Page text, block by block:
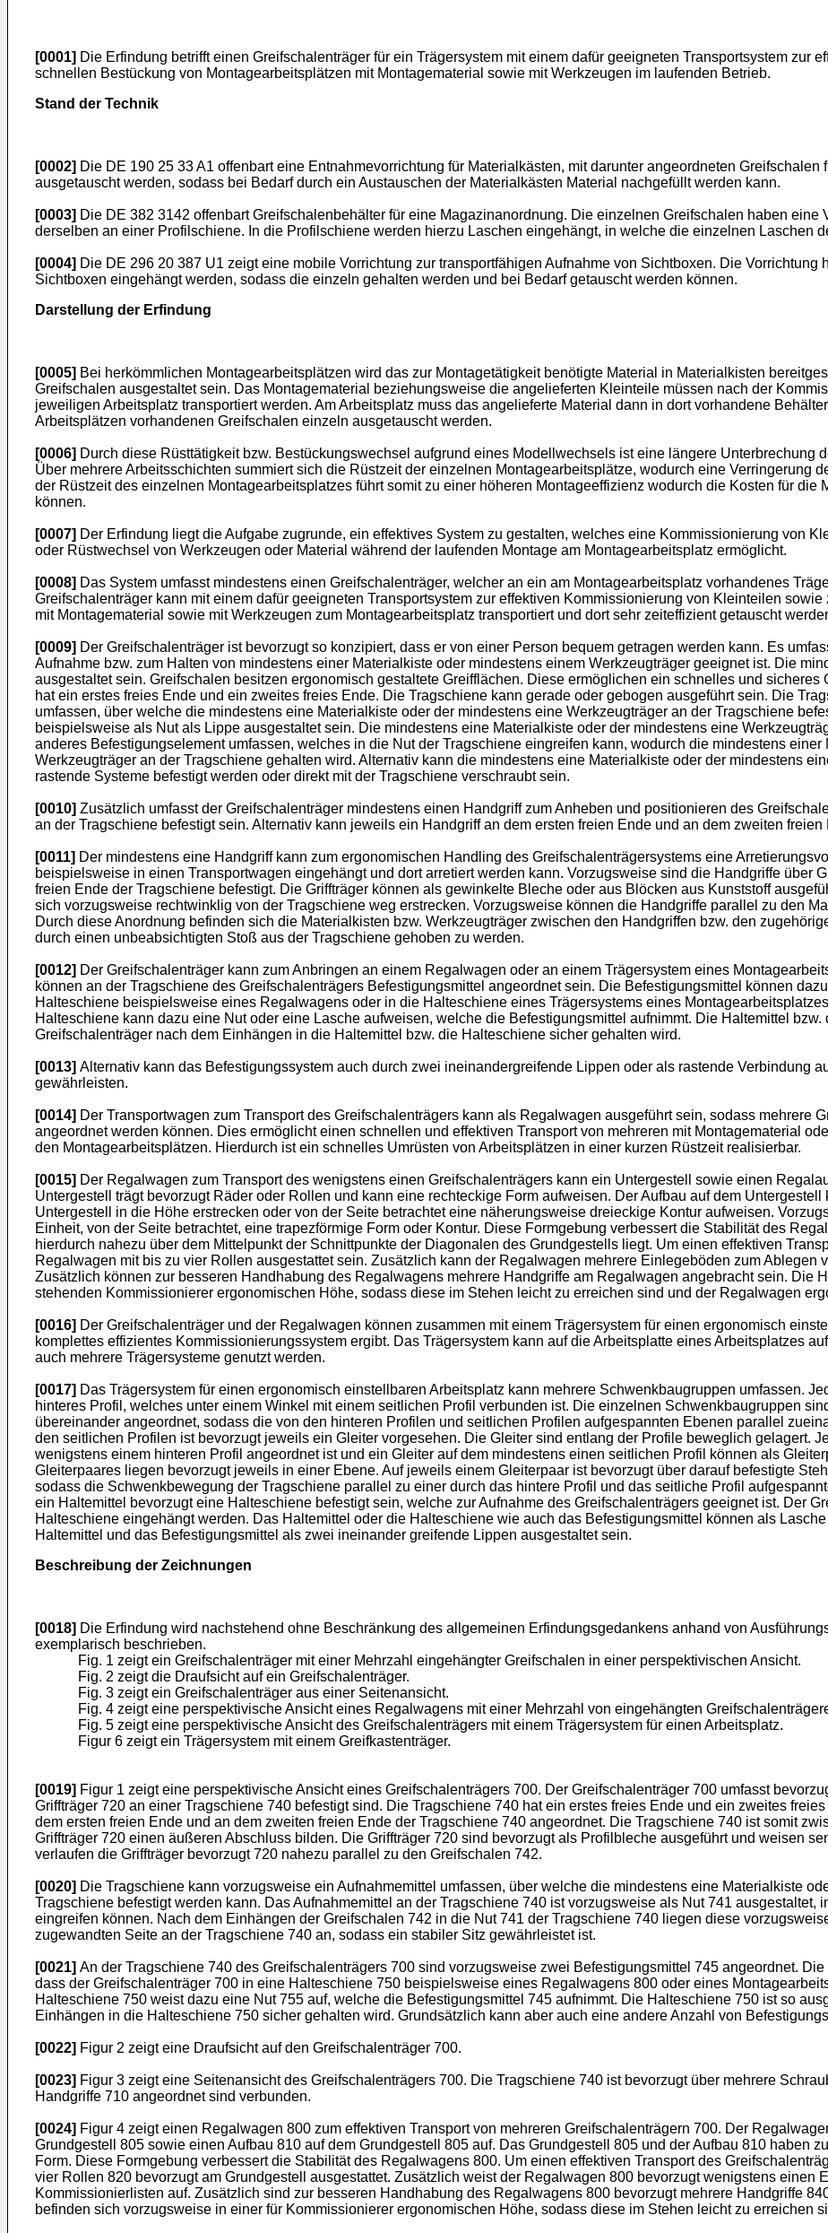
[0001] Die Erfindung betrifft einen Greifschalenträger für ein Trägersystem mit einem dafür geeigneten Transportsystem zur
schnellen Bestückung von Montagearbeitsplätzen mit Montagematerial sowie mit Werkzeugen im laufenden Betrieb.
Stand der Technik
[0002] Die DE 190 25 33 A1 offenbart eine Entnahmevorrichtung für Materialkästen, mit darunter angeordneten
ausgetauscht werden, sodass bei Bedarf durch ein Austauschen der Materialkästen Material nachgefüllt werden kann.
[0003] Die DE 382 3142 offenbart Greifschalenbehälter für eine Magazinanordnung. Die einzelnen Greifschalen haben eine
derselben an einer Profilschiene. In die Profilschiene werden hierzu Laschen eingehängt, in welche die einzelnen Laschen
[0004] Die DE 296 20 387 U1 zeigt eine mobile Vorrichtung zur transportfähigen Aufnahme von Sichtboxen. Die
Sichtboxen eingehängt werden, sodass die einzeln gehalten werden und bei Bedarf getauscht werden können.
Darstellung der Erfindung
[0005] Bei herkömmlichen Montagearbeitsplätzen wird das zur Montagetätigkeit benötigte Material in Materialkisten
Greifschalen ausgestaltet sein. Das Montagematerial beziehungsweise die angelieferten Kleinteile müssen nach der
jeweiligen Arbeitsplatz transportiert werden. Am Arbeitsplatz muss das angelieferte Material dann in dort vorhandene
Arbeitsplätzen vorhandenen Greifschalen einzeln ausgetauscht werden.
[0006] Durch diese Rüsttätigkeit bzw. Bestückungswechsel aufgrund eines Modellwechsels ist eine längere Unterbrechung
Über mehrere Arbeitsschichten summiert sich die Rüstzeit der einzelnen Montagearbeitsplätze, wodurch eine Verringerung
der Rüstzeit des einzelnen Montagearbeitsplatzes führt somit zu einer höheren Montageeffizienz wodurch die Kosten für
können.
[0007] Der Erfindung liegt die Aufgabe zugrunde, ein effektives System zu gestalten, welches eine Kommissionierung von
oder Rüstwechsel von Werkzeugen oder Material während der laufenden Montage am Montagearbeitsplatz ermöglicht.
[0008] Das System umfasst mindestens einen Greifschalenträger, welcher an ein am Montagearbeitsplatz vorhandenes
Greifschalenträger kann mit einem dafür geeigneten Transportsystem zur effektiven Kommissionierung von Kleinteilen
mit Montagematerial sowie mit Werkzeugen zum Montagearbeitsplatz transportiert und dort sehr zeiteffizient getauscht
[0009] Der Greifschalenträger ist bevorzugt so konzipiert, dass er von einer Person bequem getragen werden kann. Es
Aufnahme bzw. zum Halten von mindestens einer Materialkiste oder mindestens einem Werkzeugträger geeignet ist. Die
ausgestaltet sein. Greifschalen besitzen ergonomisch gestaltete Greifflächen. Diese ermöglichen ein schnelles und
hat ein erstes freies Ende und ein zweites freies Ende. Die Tragschiene kann gerade oder gebogen ausgeführt sein. Die
umfassen, über welche die mindestens eine Materialkiste oder der mindestens eine Werkzeugträger an der Tragschiene
beispielsweise als Nut als Lippe ausgestaltet sein. Die mindestens eine Materialkiste oder der mindestens eine
anderes Befestigungselement umfassen, welches in die Nut der Tragschiene eingreifen kann, wodurch die mindestens
Werkzeugträger an der Tragschiene gehalten wird. Alternativ kann die mindestens eine Materialkiste oder der mindestens
rastende Systeme befestigt werden oder direkt mit der Tragschiene verschraubt sein.
[0010] Zusätzlich umfasst der Greifschalenträger mindestens einen Handgriff zum Anheben und positionieren des
an der Tragschiene befestigt sein. Alternativ kann jeweils ein Handgriff an dem ersten freien Ende und an dem zweiten
[0011] Der mindestens eine Handgriff kann zum ergonomischen Handling des Greifschalenträgersystems eine
beispielsweise in einen Transportwagen eingehängt und dort arretiert werden kann. Vorzugsweise sind die Handgriffe über
freien Ende der Tragschiene befestigt. Die Griffträger können als gewinkelte Bleche oder aus Blöcken aus Kunststoff
sich vorzugsweise rechtwinklig von der Tragschiene weg erstrecken. Vorzugsweise können die Handgriffe parallel zu den
Durch diese Anordnung befinden sich die Materialkisten bzw. Werkzeugträger zwischen den Handgriffen bzw. den
durch einen unbeabsichtigten Stoß aus der Tragschiene gehoben zu werden.
[0012] Der Greifschalenträger kann zum Anbringen an einem Regalwagen oder an einem Trägersystem eines
können an der Tragschiene des Greifschalenträgers Befestigungsmittel angeordnet sein. Die Befestigungsmittel können
Halteschiene beispielsweise eines Regalwagens oder in die Halteschiene eines Trägersystems eines
Halteschiene kann dazu eine Nut oder eine Lasche aufweisen, welche die Befestigungsmittel aufnimmt. Die Haltemittel
Greifschalenträger nach dem Einhängen in die Haltemittel bzw. die Halteschiene sicher gehalten wird.
[0013] Alternativ kann das Befestigungssystem auch durch zwei ineinandergreifende Lippen oder als rastende Verbindung
gewährleisten.
[0014] Der Transportwagen zum Transport des Greifschalenträgers kann als Regalwagen ausgeführt sein, sodass mehrere
angeordnet werden können. Dies ermöglicht einen schnellen und effektiven Transport von mehreren mit Montagematerial
den Montagearbeitsplätzen. Hierdurch ist ein schnelles Umrüsten von Arbeitsplätzen in einer kurzen Rüstzeit realisierbar.
[0015] Der Regalwagen zum Transport des wenigstens einen Greifschalenträgers kann ein Untergestell sowie einen
Untergestell trägt bevorzugt Räder oder Rollen und kann eine rechteckige Form aufweisen. Der Aufbau auf dem
Untergestell in die Höhe erstrecken oder von der Seite betrachtet eine näherungsweise dreieckige Kontur aufweisen.
Einheit, von der Seite betrachtet, eine trapezförmige Form oder Kontur. Diese Formgebung verbessert die Stabilität des
hierdurch nahezu über dem Mittelpunkt der Schnittpunkte der Diagonalen des Grundgestells liegt. Um einen effektiven
Regalwagen mit bis zu vier Rollen ausgestattet sein. Zusätzlich kann der Regalwagen mehrere Einlegeböden zum
Zusätzlich können zur besseren Handhabung des Regalwagens mehrere Handgriffe am Regalwagen angebracht sein. Die
stehenden Kommissionierer ergonomischen Höhe, sodass diese im Stehen leicht zu erreichen sind und der Regalwagen
[0016] Der Greifschalenträger und der Regalwagen können zusammen mit einem Trägersystem für einen ergonomisch
komplettes effizientes Kommissionierungssystem ergibt. Das Trägersystem kann auf die Arbeitsplatte eines Arbeitsplatzes
auch mehrere Trägersysteme genutzt werden.
[0017] Das Trägersystem für einen ergonomisch einstellbaren Arbeitsplatz kann mehrere Schwenkbaugruppen umfassen.
hinteres Profil, welches unter einem Winkel mit einem seitlichen Profil verbunden ist. Die einzelnen Schwenkbaugruppen
übereinander angeordnet, sodass die von den hinteren Profilen und seitlichen Profilen aufgespannten Ebenen parallel
den seitlichen Profilen ist bevorzugt jeweils ein Gleiter vorgesehen. Die Gleiter sind entlang der Profile beweglich gelagert.
wenigstens einem hinteren Profil angeordnet ist und ein Gleiter auf dem mindestens einen seitlichen Profil können als
Gleiterpaares liegen bevorzugt jeweils in einer Ebene. Auf jeweils einem Gleiterpaar ist bevorzugt über darauf befestigte
sodass die Schwenkbewegung der Tragschiene parallel zu einer durch das hintere Profil und das seitliche Profil
ein Haltemittel bevorzugt eine Halteschiene befestigt sein, welche zur Aufnahme des Greifschalenträgers geeignet ist. Der
Halteschiene eingehängt werden. Das Haltemittel oder die Halteschiene wie auch das Befestigungsmittel können als
Haltemittel und das Befestigungsmittel als zwei ineinander greifende Lippen ausgestaltet sein.
Beschreibung der Zeichnungen
[0018] Die Erfindung wird nachstehend ohne Beschränkung des allgemeinen Erfindungsgedankens anhand von
exemplarisch beschrieben.
Fig. 1 zeigt ein Greifschalenträger mit einer Mehrzahl eingehängter Greifschalen in einer perspektivischen Ansicht.
Fig. 2 zeigt die Draufsicht auf ein Greifschalenträger.
Fig. 3 zeigt ein Greifschalenträger aus einer Seitenansicht.
Fig. 4 zeigt eine perspektivische Ansicht eines Regalwagens mit einer Mehrzahl von eingehängten
Fig. 5 zeigt eine perspektivische Ansicht des Greifschalenträgers mit einem Trägersystem für einen Arbeitsplatz.
Figur 6 zeigt ein Trägersystem mit einem Greifkastenträger.
[0019] Figur 1 zeigt eine perspektivische Ansicht eines Greifschalenträgers 700. Der Greifschalenträger 700 umfasst
Griffträger 720 an einer Tragschiene 740 befestigt sind. Die Tragschiene 740 hat ein erstes freies Ende und ein zweites
dem ersten freien Ende und an dem zweiten freien Ende der Tragschiene 740 angeordnet. Die Tragschiene 740 ist somit
Griffträger 720 einen äußeren Abschluss bilden. Die Griffträger 720 sind bevorzugt als Profilbleche ausgeführt und weisen
verlaufen die Griffträger bevorzugt 720 nahezu parallel zu den Greifschalen 742.
[0020] Die Tragschiene kann vorzugsweise ein Aufnahmemittel umfassen, über welche die mindestens eine Materialkiste
Tragschiene befestigt werden kann. Das Aufnahmemittel an der Tragschiene 740 ist vorzugsweise als Nut 741
eingreifen können. Nach dem Einhängen der Greifschalen 742 in die Nut 741 der Tragschiene 740 liegen diese
zugewandten Seite an der Tragschiene 740 an, sodass ein stabiler Sitz gewährleistet ist.
[0021] An der Tragschiene 740 des Greifschalenträgers 700 sind vorzugsweise zwei Befestigungsmittel 745 angeordnet.
dass der Greifschalenträger 700 in eine Halteschiene 750 beispielsweise eines Regalwagens 800 oder eines
Halteschiene 750 weist dazu eine Nut 755 auf, welche die Befestigungsmittel 745 aufnimmt. Die Halteschiene 750 ist so
Einhängen in die Halteschiene 750 sicher gehalten wird. Grundsätzlich kann aber auch eine andere Anzahl von
[0022] Figur 2 zeigt eine Draufsicht auf den Greifschalenträger 700.
[0023] Figur 3 zeigt eine Seitenansicht des Greifschalenträgers 700. Die Tragschiene 740 ist bevorzugt über mehrere
Handgriffe 710 angeordnet sind verbunden.
[0024] Figur 4 zeigt einen Regalwagen 800 zum effektiven Transport von mehreren Greifschalenträgern 700. Der
Grundgestell 805 sowie einen Aufbau 810 auf dem Grundgestell 805 auf. Das Grundgestell 805 und der Aufbau 810 haben
Form. Diese Formgebung verbessert die Stabilität des Regalwagens 800. Um einen effektiven Transport des
vier Rollen 820 bevorzugt am Grundgestell ausgestattet. Zusätzlich weist der Regalwagen 800 bevorzugt wenigstens einen
Kommissionierlisten auf. Zusätzlich sind zur besseren Handhabung des Regalwagens 800 bevorzugt mehrere Handgriffe
befinden sich vorzugsweise in einer für Kommissionierer ergonomischen Höhe, sodass diese im Stehen leicht zu erreichen